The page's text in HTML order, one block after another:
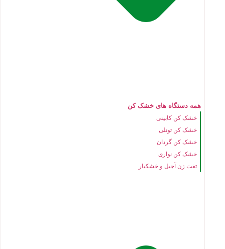
همه دستگاه های خشک کن
خشک کن کابینی
خشک کن تونلی
خشک کن گردان
خشک کن نواری
تفت زن آجیل و خشکبار